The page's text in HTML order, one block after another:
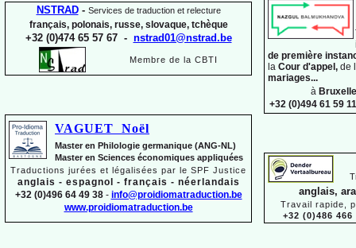
de première
la Cour d'appel, de
mariages...
à
+32 (0)494 61 59 11
anglais,
Travail rapide,
+32 (0)486 466
NSTRAD- Services de traduction et relecture
français, polonais, russe, slovaque, tchèque
+32 (0)474 65 57 67 - nstrad01@nstrad.be
Membre de la CBTI
VAGUET Noël
Master en Philologie germanique (ANG-NL)
Master en Sciences économiques appliquées
Traductions jurées et légalisées par le SPF Justice
anglais - espagnol - français - néerlandais
+32 (0)496 64 49 38 - info@proidiomatraduction.be
www.proidiomatraduction.be